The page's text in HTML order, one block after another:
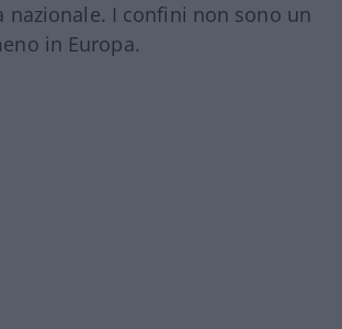
nazionale. I confini non sono un
in Europa.